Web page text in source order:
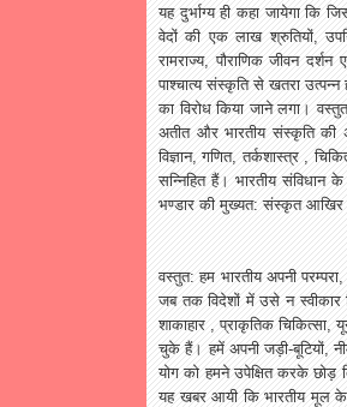
यह दुर्भाग्य ही कहा जायेगा कि
वेदों की एक लाख श्रुतियों,
रामराज्य,पौराणिक जीवन दर्शन
पाश्चात्य संस्कृति से खतरा उत्पन्न
का विरोध किया जाने लगा। वस्तुत
अतीत और भारतीय संस्कृति की
विज्ञान,गणित,तर्कशास्त्र,
सन्निहित हैं। भारतीय संविधान के
भण्डार की मुख्यत:संस्कृत आखिर
वस्तुत:हम भारतीय अपनी परम्परा
जब तक विदेशों में उसे न स्वीकार
शाकाहार,प्राकृतिक चिकित्सा,
चुके हैं। हमें अपनी जड़ी-बूटियों,
योग को हमने उपेक्षित करके छोड़
यह खबर आयी कि भारतीय मूल के